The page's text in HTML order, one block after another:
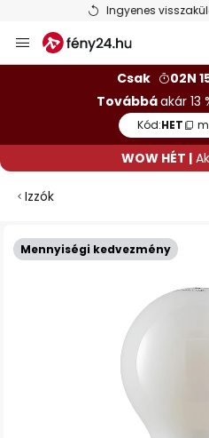
Ingyenes
Ugrás
a
Csak
02N
Továbbáakár 13
Kód:HET
WOW HÉT |
Izzók
Mennyiségi kedvezmény
Ugrás